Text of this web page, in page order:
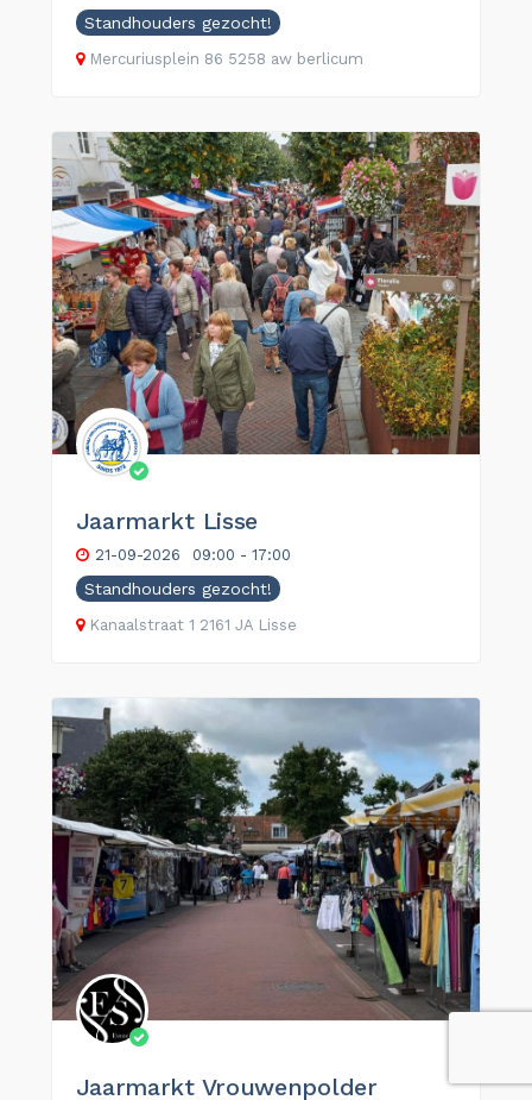
Standhouders gezocht!
Mercuriusplein 86 5258 aw berlicum
Jaarmarkt Lisse
21-09-2026 09:00 - 17:00
Standhouders gezocht!
Kanaalstraat 1 2161 JA Lisse
Jaarmarkt Vrouwenpolder